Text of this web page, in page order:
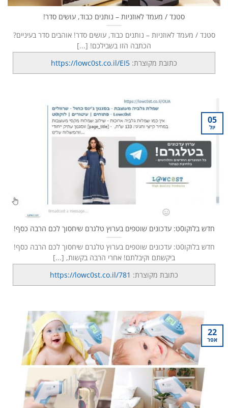
סטנד / מעמד לאוזניות – נותנים כבוד, עושים סדר!
סטנד / מעמד לאוזניות – נותנים כבוד, עושים סדר! אוהבים סדר בעיניים?
הכתבה הזו בשבילכם! [...]
כתובת מקוצרת: https://lowc0st.co.il/EI5
חדש בלוקו0ט: עדכונים שוטפים בערוץ טלגרם שיחסוך לכם הרבה כסף!
חדש בלוקו0ט: עדכונים שוטפים בערוץ טלגרם שיחסוך לכם הרבה כסף!
ביקשתם וקיבלתם! אחרי הרבה בקשות, [...]
כתובת מקוצרת: https://lowc0st.co.il/781
05
יול
22
אפר